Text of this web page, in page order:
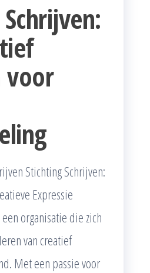
voor
Stichting Schrijven:
Expressie
organisatie die zich
van creatief
Met een passie voor